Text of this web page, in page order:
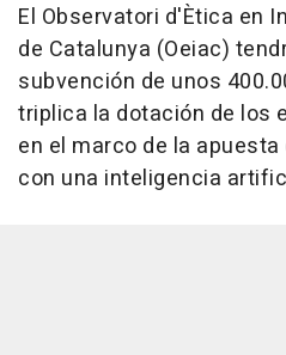
El Observatori d'Ètica en
de Catalunya (Oeiac)
subvención de unos
triplica la dotación de los
en el marco de la
con una inteligencia